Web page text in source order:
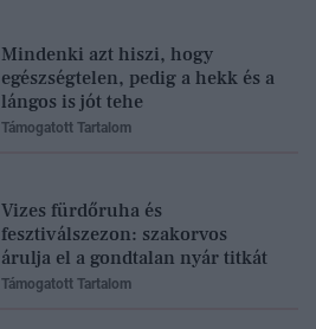
Mindenki azt hiszi, hogy
egészségtelen, pedig a hekk és a
lángos is jót tehe
Támogatott Tartalom
Vizes fürdőruha és
fesztiválszezon: szakorvos
árulja el a gondtalan nyár titkát
Támogatott Tartalom